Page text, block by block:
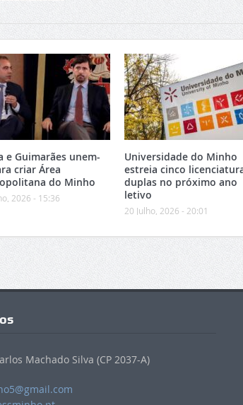
e Guimarães unem-
criar Área
do Minho
2026 - 15:36
Universidade do Minho
estreia cinco
duplas no próximo ano
letivo
20 Julho, 2026 - 20:01
Machado Silva (CP 2037-A)